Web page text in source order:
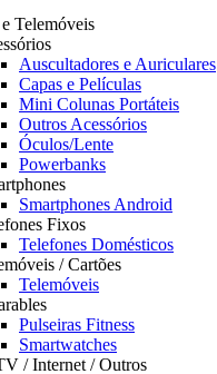
Telemóveis
Auscultadores e Auriculares
Capas e Películas
Mini Colunas Portáteis
Outros Acessórios
Óculos/Lente
Powerbanks
Smartphones Android
Fixos
Telefones Domésticos
/ Cartões
Telemóveis
Pulseiras Fitness
Smartwatches
/ Internet / Outros